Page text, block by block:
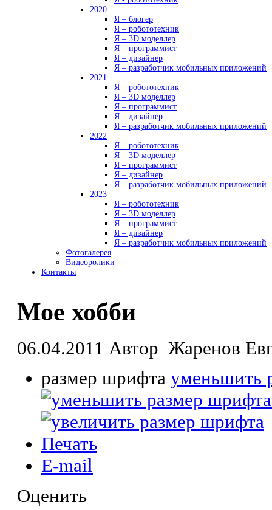
2020
Я – блогер
Я – робототехник
Я – 3D моделлер
Я – программист
Я – дизайнер
Я – разработчик мобильных приложений
2021
Я – робототехник
Я – 3D моделлер
Я – программист
Я – дизайнер
Я – разработчик мобильных приложений
2022
Я – робототехник
Я – 3D моделлер
Я – программист
Я – дизайнер
Я – разработчик мобильных приложений
2023
Я – робототехник
Я – 3D моделлер
Я – программист
Я – дизайнер
Я – разработчик мобильных приложений
Фотогалерея
Видеоролики
Контакты
Мое хобби
06.04.2011 Автор Жаренов
размер шрифта уменьшить
Печать
E-mail
Оценить